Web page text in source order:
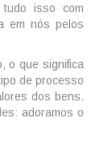
isso com
em nós pelos
o que significa
de processo
dos bens.
adoramos o